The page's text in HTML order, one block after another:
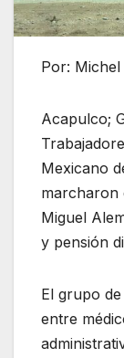
Por: Michel
Acapulco;
Mexicano
marcharon
Miguel
y pensión
El grupo
entre